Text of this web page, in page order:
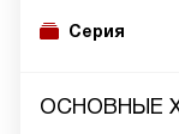
Серия
ОСНОВНЫЕ